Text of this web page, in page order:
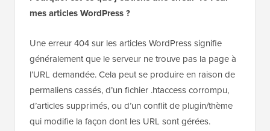
mes articles WordPress ?
Une erreur 404 sur les articles WordPress signifie
généralement que le serveur ne trouve pas la page à
l’URL demandée. Cela peut se produire en raison de
permaliens cassés, d’un fichier .htaccess corrompu,
d’articles supprimés, ou d’un conflit de plugin/thème
qui modifie la façon dont les URL sont gérées.